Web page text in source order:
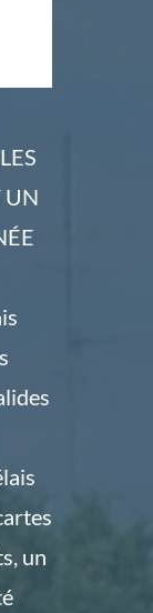
UN
un